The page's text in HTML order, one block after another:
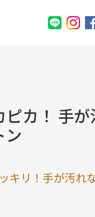
その他
カ！ 手
ン
キリ！手が汚れ